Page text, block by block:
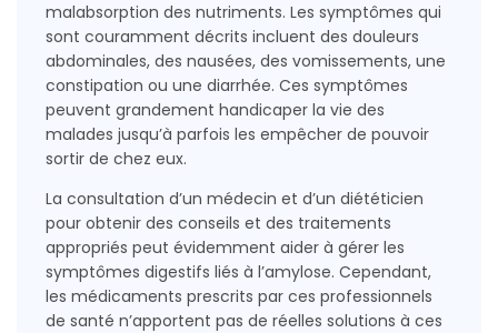
malabsorption des nutriments. Les symptômes qui
sont couramment décrits incluent des douleurs
abdominales, des nausées, des vomissements, une
constipation ou une diarrhée. Ces symptômes
peuvent grandement handicaper la vie des
malades jusqu’à parfois les empêcher de pouvoir
sortir de chez eux.
La consultation d’un médecin et d’un diététicien
pour obtenir des conseils et des traitements
appropriés peut évidemment aider à gérer les
symptômes digestifs liés à l’amylose. Cependant,
les médicaments prescrits par ces professionnels
de santé n’apportent pas de réelles solutions à ces